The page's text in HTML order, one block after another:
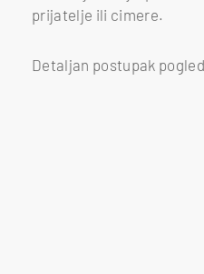
prijatelje ili cimere.
Detaljan postupak